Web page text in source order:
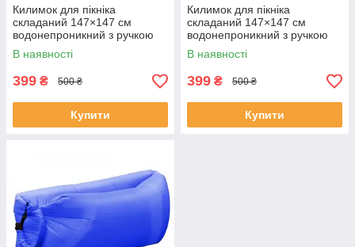
Килимок для пікніка
складаний 147×147 см
водонепроникний з ручкою
для пляжу Лимон, KLM-4747-
LemonYellow/Lemon
В наявності
399 ₴ 500 ₴
Купити
Килимок для пікніка
складаний 147×147 см
водонепроникний з ручкою
для пляжу Квіти, KLM-4747-
Ivory/Floral
В наявності
399 ₴ 500 ₴
Купити